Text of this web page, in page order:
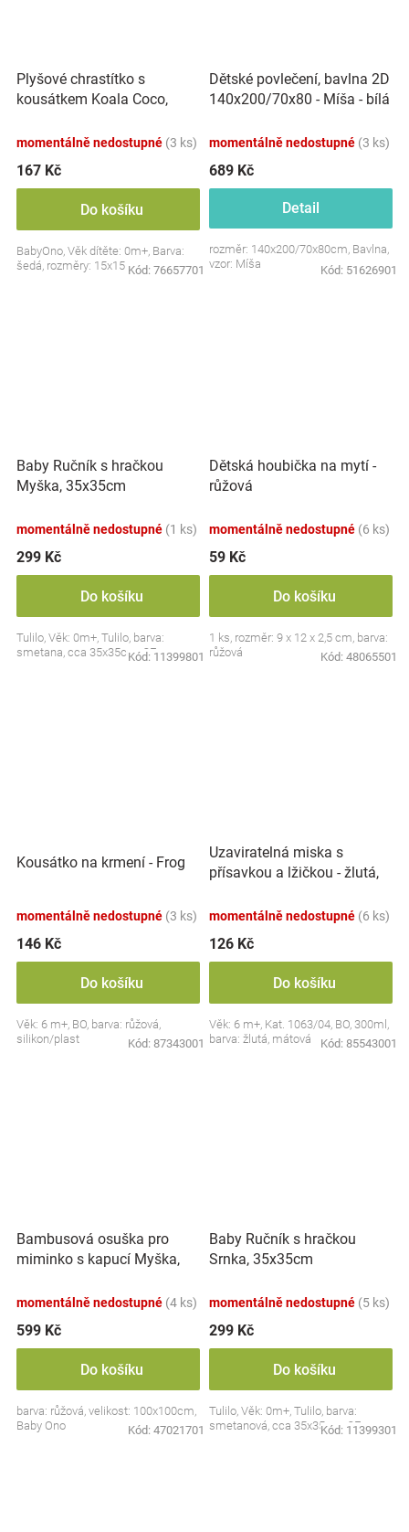
Plyšové chrastítko s
kousátkem Koala Coco,
momentálně nedostupné (3 ks)
167 Kč
Do košíku
BabyOno, Věk dítěte: 0m+, Barva:
šedá, rozměry: 15x15 cm.
Kód: 76657701
Dětské povlečení, bavlna 2D
140x200/70x80 - Míša - bílá
momentálně nedostupné (3 ks)
689 Kč
Detail
rozměr: 140x200/70x80cm, Bavlna,
vzor: Míša
Kód: 51626901
Baby Ručník s hračkou
Myška, 35x35cm
momentálně nedostupné (1 ks)
299 Kč
Do košíku
Tulilo, Věk: 0m+, Tulilo, barva:
smetana, cca 35x35cm, CE
Kód: 11399801
Dětská houbička na mytí -
růžová
momentálně nedostupné (6 ks)
59 Kč
Do košíku
1 ks, rozměr: 9 x 12 x 2,5 cm, barva:
růžová
Kód: 48065501
Kousátko na krmení - Frog
momentálně nedostupné (3 ks)
146 Kč
Do košíku
Věk: 6 m+, BO, barva: růžová,
silikon/plast
Kód: 87343001
Uzaviratelná miska s
přísavkou a lžičkou - žlutá,
momentálně nedostupné (6 ks)
126 Kč
Do košíku
Věk: 6 m+, Kat. 1063/04, BO, 300ml,
barva: žlutá, mátová
Kód: 85543001
Bambusová osuška pro
miminko s kapucí Myška,
momentálně nedostupné (4 ks)
599 Kč
Do košíku
barva: růžová, velikost: 100x100cm,
Baby Ono
Kód: 47021701
Baby Ručník s hračkou
Srnka, 35x35cm
momentálně nedostupné (5 ks)
299 Kč
Do košíku
Tulilo, Věk: 0m+, Tulilo, barva:
smetanová, cca 35x35cm, CE
Kód: 11399301